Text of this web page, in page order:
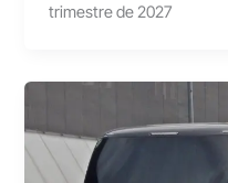
trimestre de 2027